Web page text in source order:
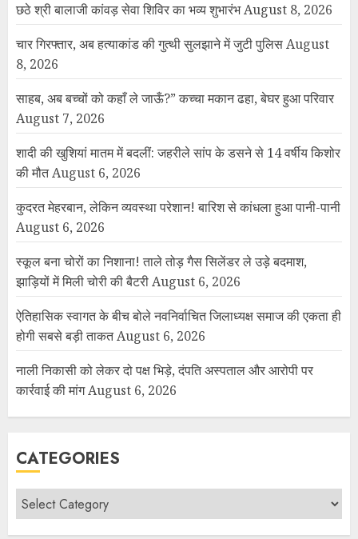
छठे श्री बालाजी कांवड़ सेवा शिविर का भव्य शुभारंभAugust 8, 2026
चार गिरफ्तार, अब हत्याकांड की गुत्थी सुलझाने में जुटी पुलिसAugust
8, 2026
साहब, अब बच्चों को कहाँ ले जाऊँ?” कच्चा मकान ढहा, बेघर हुआ परिवार
August 7, 2026
शादी की खुशियां मातम में बदलीं: जहरीले सांप के डसने से 14 वर्षीय किशोर
की मौतAugust 6, 2026
कुदरत मेहरबान, लेकिन व्यवस्था परेशान! बारिश से कांधला हुआ पानी-पानी
August 6, 2026
स्कूल बना चोरों का निशाना! ताले तोड़ गैस सिलेंडर ले उड़े बदमाश,
झाड़ियों में मिली चोरी की बैटरीAugust 6, 2026
ऐतिहासिक स्वागत के बीच बोले नवनिर्वाचित जिलाध्यक्ष समाज की एकता ही
होगी सबसे बड़ी ताकतAugust 6, 2026
नाली निकासी को लेकर दो पक्ष भिड़े, दंपति अस्पताल और आरोपी पर
कार्रवाई की मांगAugust 6, 2026
CATEGORIES